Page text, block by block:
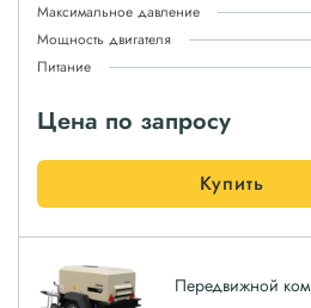
Максимальное давление
Мощность двигателя
Питание
Цена по запросу
Купить
Передвижной